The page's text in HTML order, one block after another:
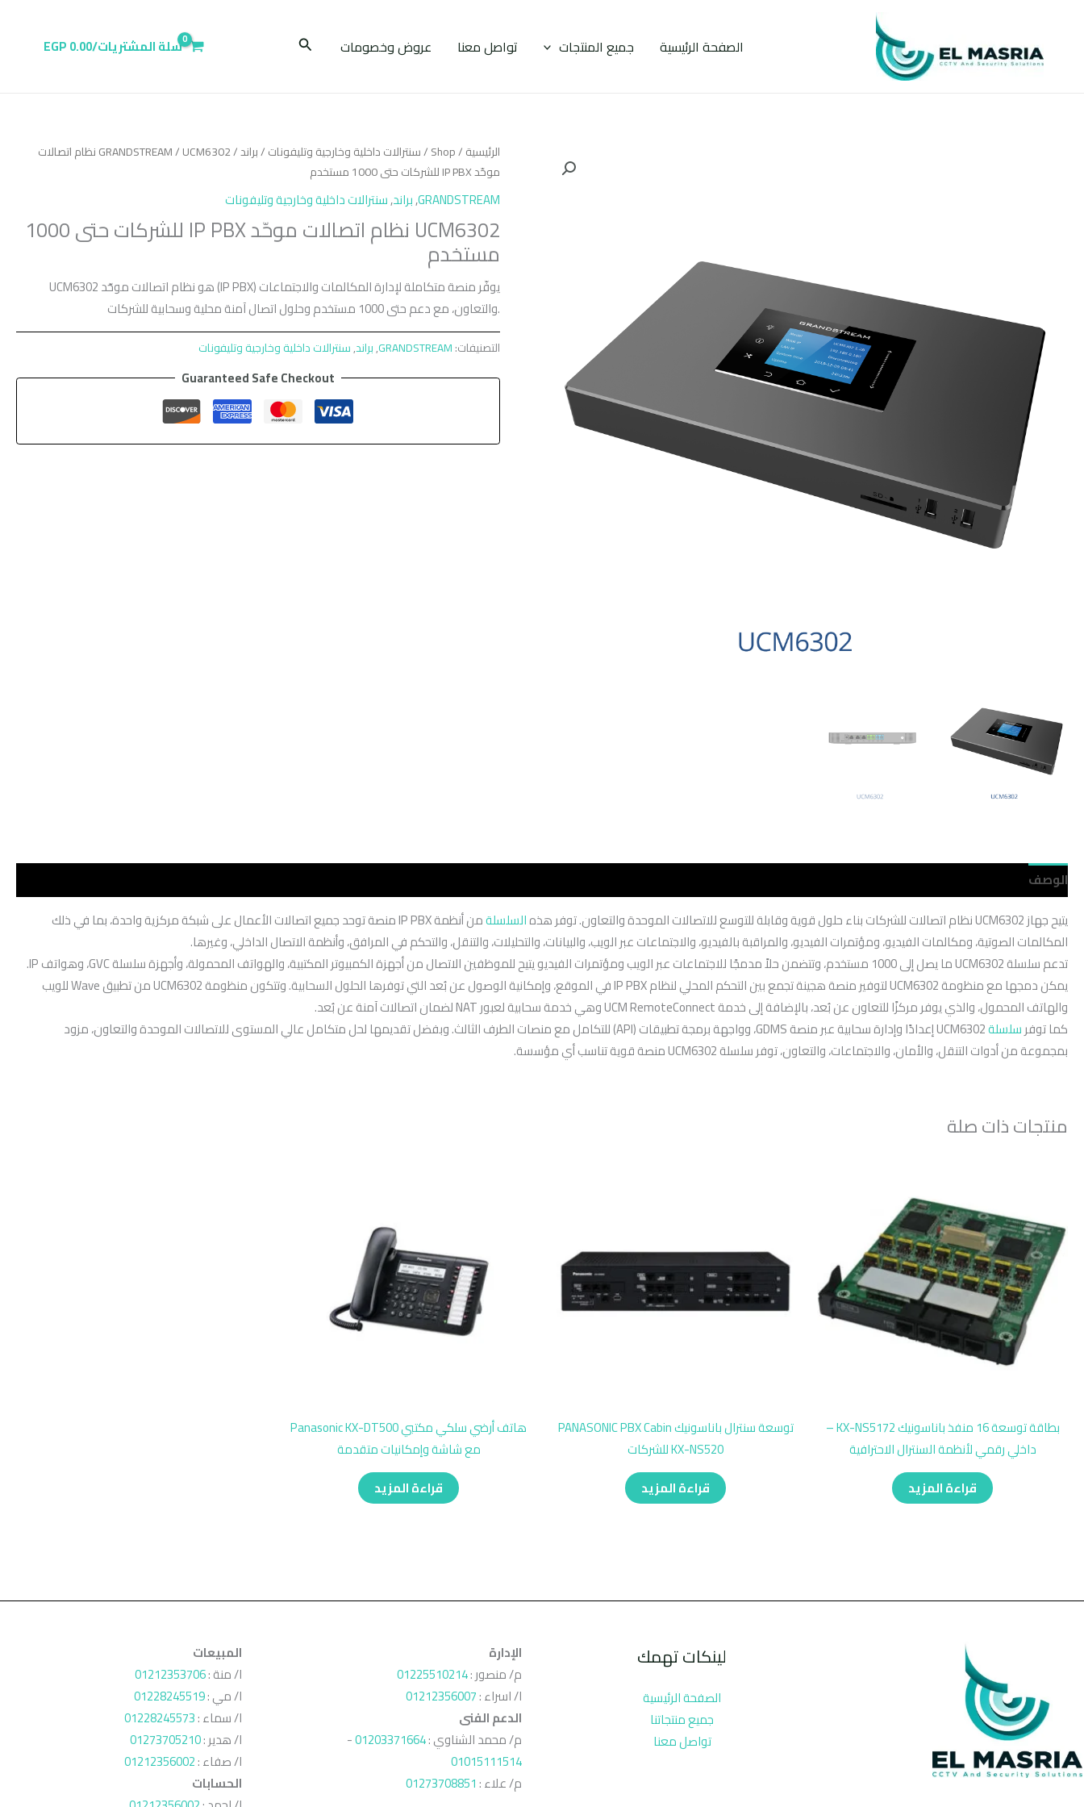
المحتوى
الصفحة الرئيسية جميع المنتجات تواصل معنا عروض وخصومات البحث سلة المشتريات/0.00
EGP
الرئيسية/
Shop
/سنترالات داخلية وخارجية وتليفونات/براند/
GRANDSTREAM/ UCM6302 نظام اتصالات
موحّد IP PBX للشركات حتى 1000 مستخدم
GRANDSTREAM
,براند,سنترالات داخلية وخارجية وتليفونات
UCM6302 نظام اتصالات موحّد IP PBX للشركات حتى 1000
مستخدم
UCM6302 هو نظام اتصالات موحّد (IP PBX) يوفّر منصة متكاملة لإدارة المكالمات والاجتماعات
والتعاون، مع دعم حتى 1000 مستخدم وحلول اتصال آمنة محلية وسحابية للشركات.
التصنيفات:GRANDSTREAM
,براند,سنترالات داخلية وخارجية وتليفونات
Guaranteed Safe Checkout
الوصف
يتيح جهاز UCM6302 نظام اتصالات للشركات بناء حلول قوية وقابلة للتوسع للاتصالات الموحدة والتعاون. توفر هذه
السلسلة
من أنظمة IP PBX منصة توحد جميع اتصالات الأعمال على شبكة مركزية واحدة، بما في ذلك
المكالمات الصوتية، ومكالمات الفيديو، ومؤتمرات الفيديو، والمراقبة بالفيديو، والاجتماعات عبر الويب، والبيانات، والتحليلات، والتنقل، والتحكم في المرافق، وأنظمة الاتصال الداخلي، وغيرها.
تدعم سلسلة UCM6302 ما يصل إلى 1000 مستخدم، وتتضمن حلاً مدمجًا للاجتماعات عبر الويب ومؤتمرات الفيديو يتيح للموظفين الاتصال من أجهزة الكمبيوتر المكتبية، والهواتف المحمولة، وأجهزة سلسلة GVC، وهواتف IP.
يمكن دمجها مع منظومة UCM6302 لتوفير منصة هجينة تجمع بين التحكم المحلي لنظام IP PBX في الموقع، وإمكانية الوصول عن بُعد التي توفرها الحلول السحابية. وتتكون منظومة UCM6302 من تطبيق Wave للويب
والهاتف المحمول، والذي يوفر مركزًا للتعاون عن بُعد، بالإضافة إلى خدمة UCM RemoteConnect وهي خدمة سحابية لعبور NAT لضمان اتصالات آمنة عن بُعد.
كما توفرسلسلة
UCM6302 إعدادًا وإدارة سحابية عبر منصة GDMS، وواجهة برمجة تطبيقات (API) للتكامل مع منصات الطرف الثالث. وبفضل تقديمها لحل متكامل عالي المستوى للاتصالات الموحدة والتعاون، مزود
بمجموعة من أدوات التنقل، والأمان، والاجتماعات، والتعاون، توفر سلسلة UCM6302 منصة قوية تناسب أي مؤسسة.
منتجات ذات صلة
بطاقة توسعة 16 منفذ باناسونيك KX-NS5172 –
داخلي رقمي لأنظمة السنترال الاحترافية
قراءة المزيد
توسعة سنترال باناسونيك PANASONIC PBX Cabin
KX-NS520 للشركات
قراءة المزيد
هاتف أرضي سلكي مكتبي Panasonic KX-DT500
مع شاشة وإمكانيات متقدمة
قراءة المزيد
لينكات تهمك
الصفحة الرئيسية
جميع منتجاتنا
تواصل معنا
الإدارة
م/ منصور :01225510214
ا/ اسراء :01212356007
الدعم الفنى
م/ محمد الشناوي :01203371664
-
01015111514
م/ علاء :01273708851
المبيعات
ا/ منة :01212353706
ا/ مي :01228245519
ا/ سماء :01228245573
ا/ هدير :01273705210
ا/ صفاء :01212356002
الحسابات